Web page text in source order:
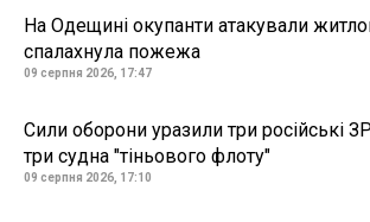
На Одещині окупанти атакували
спалахнула пожежа
09 серпня 2026, 17:47
Сили оборони уразили три російські
три судна "тіньового флоту"
09 серпня 2026, 17:10